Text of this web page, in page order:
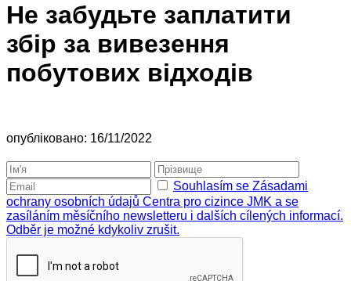
Не забудьте заплатити
збір за вивезення
побутових відходів
опубліковано: 16/11/2022
Souhlasím se Zásadami
ochrany osobních údajů Centra pro cizince JMK a se
zasíláním měsíčního newsletteru i dalších cílených informací.
Odběr je možné kdykoliv zrušit.